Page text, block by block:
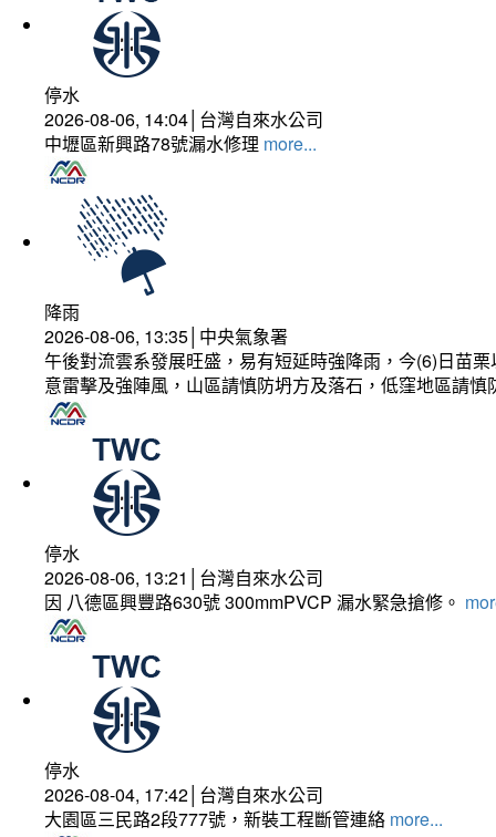
停水
2026-08-06, 14:04│台灣自來水公司
中壢區新興路78號漏水修理 more...
降雨
2026-08-06, 13:35│中央氣象署
午後對流雲系發展旺盛，易有短延時強降雨，今(6)日苗
意雷擊及強陣風，山區請慎防坍方及落石，低窪地區請
停水
2026-08-06, 13:21│台灣自來水公司
因 八德區興豐路630號 300mmPVCP 漏水緊急搶修。
停水
2026-08-04, 17:42│台灣自來水公司
大園區三民路2段777號，新裝工程斷管連絡 more...